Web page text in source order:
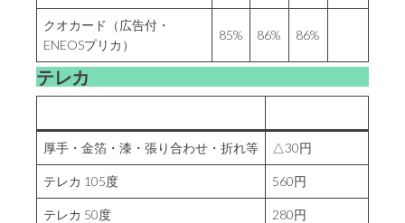
クオカード（広告付・
ENEOSプリカ）
85% 86% 86%
テレカ
厚手・金箔・漆・張り合わせ・折れ等 △30円
テレカ 105度 560円
テレカ 50度 280円